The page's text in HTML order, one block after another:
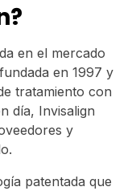
en el mercado
en 1997 y
tratamiento con
día, Invisalign
y
patentada que